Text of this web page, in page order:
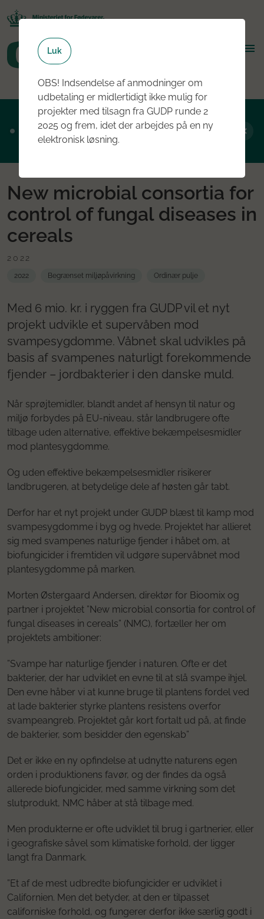
Ansøgningsrunde 2, 2026 er nu åben - læs
mere om rundens fokus her
New microbial consortia for
control of fungal diseases in
cereals
2022
2022 Begrænset miljøpåvirkning Ordinær pulje
Med 6 mio. kr. i ryggen fra GUDP vil et nyt
projekt udvikle et supervåben mod
svampesygdomme. Våbnet skal udvikles på
basis af svampenes naturligt forekommende
fjender – jordbakterier i den danske muld.
Når sprøjtemidler, blandt andet af hensyn til natur og
miljø forbydes på EU-niveau, står landbrugere ofte
tilbage uden alternative, effektive bekæmpelsesmidler
mod plantesygdomme.
Og uden effektive bekæmpelsesmidler risikerer
landbrugeren, at betydelige dele af høsten går tabt.
Derfor har et nyt projekt under GUDP blæst til kamp mod
svampesygdomme i byg og hvede. Projektet har allieret
sig med svampenes naturlige fjender i håbet om, at
biofungicider i fremtiden vil udgøre supervåbnet mod
plantesygdomme på marken.
Morten Østergaard Andersen, direktør for Bioomix og
partner i projektet ”New microbial consortia for control of
fungal diseases in cereals” (NMC), fortæller her om
projektets ambitioner:
”Svampe har naturlige fjender i naturen. Ofte er det
bakterier, der har udviklet en evne til at slå svampe ihjel.
Den evne håber vi at kunne bruge til plantens fordel ved
at lade bakterier styrke plantens resistens overfor
svampeangreb. Projektet går kort fortalt ud på, at finde
de bakterier, som besidder den egenskab”
Det er ikke en ny opfindelse at udnytte naturens egen
orden i produktionens favør, og der findes da også
allerede biofungicider, med samme virkning som det
slutprodukt, NMC håber at stå tilbage med.
Men produkterne er ofte udviklet til brug i gartnerier, eller
i geografiske såvel som klimatiske forhold, der ligger
langt fra Danmark.
”Et af de mest udbredte biofungicider er udviklet i
Californien. Men det betyder, at den er tilpasset
californiske forhold, og fungerer derfor ikke særlig godt i
Luk
OBS! Indsendelse af anmodninger om
udbetaling er midlertidigt ikke mulig for
projekter med tilsagn fra GUDP runde 2
2025 og frem, idet der arbejdes på en ny
elektronisk løsning.